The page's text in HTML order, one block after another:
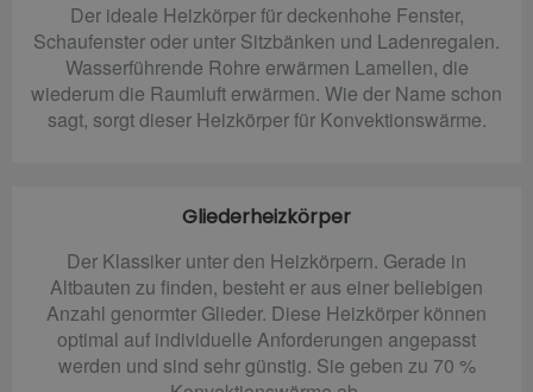
Der ideale Heizkörper für deckenhohe Fenster,
Schaufenster oder unter Sitzbänken und Ladenregalen.
Wasserführende Rohre erwärmen Lamellen, die
wiederum die Raumluft erwärmen. Wie der Name schon
sagt, sorgt dieser Heizkörper für Konvektionswärme.
Gliederheizkörper
Der Klassiker unter den Heizkörpern. Gerade in
Altbauten zu finden, besteht er aus einer beliebigen
Anzahl genormter Glieder. Diese Heizkörper können
optimal auf individuelle Anforderungen angepasst
werden und sind sehr günstig. Sie geben zu 70 %